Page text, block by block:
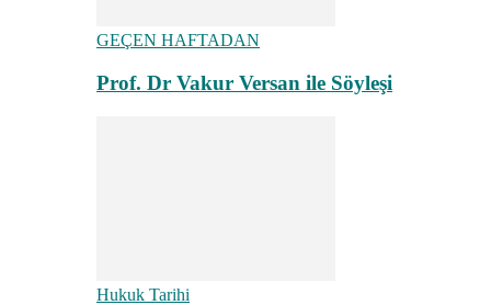
GEÇEN HAFTADAN
Prof. Dr Vakur Versan ile Söyleşi
Hukuk Tarihi